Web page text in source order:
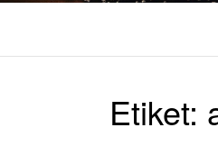
Etiket: